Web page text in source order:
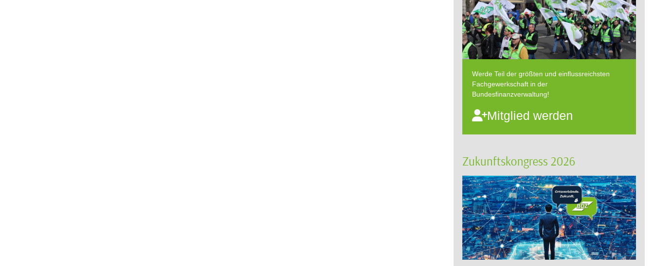
Werde Teil der größten und einflussreichsten
Fachgewerkschaft in der
Bundesfinanzverwaltung!
Mitglied werden
Zukunftskongress 2026